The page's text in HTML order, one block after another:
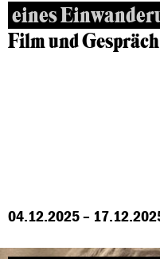
eines
Film und Gespräch